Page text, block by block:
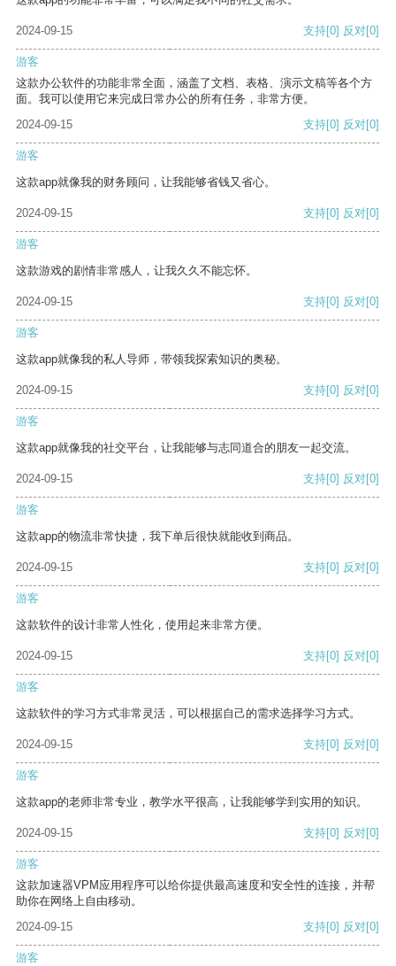
2024-09-15 支持[0] 反对[0]
游客
这款办公软件的功能非常全面，涵盖了文档、表格、演示文稿等各个方
面。我可以使用它来完成日常办公的所有任务，非常方便。
2024-09-15
支持[0] 反对[0]
游客
这款app就像我的财务顾问，让我能够省钱又省心。
2024-09-15 支持[0] 反对[0]
游客
这款游戏的剧情非常感人，让我久久不能忘怀。
2024-09-15 支持[0] 反对[0]
游客
这款app就像我的私人导师，带领我探索知识的奥秘。
2024-09-15 支持[0] 反对[0]
游客
这款app就像我的社交平台，让我能够与志同道合的朋友一起交流。
2024-09-15 支持[0] 反对[0]
游客
这款app的物流非常快捷，我下单后很快就能收到商品。
2024-09-15 支持[0] 反对[0]
游客
这款软件的设计非常人性化，使用起来非常方便。
2024-09-15 支持[0] 反对[0]
游客
这款软件的学习方式非常灵活，可以根据自己的需求选择学习方式。
2024-09-15 支持[0] 反对[0]
游客
这款app的老师非常专业，教学水平很高，让我能够学到实用的知识。
2024-09-15 支持[0] 反对[0]
游客
这款加速器VPM应用程序可以给你提供最高速度和安全性的连接，并帮
助你在网络上自由移动。
2024-09-15
支持[0] 反对[0]
游客